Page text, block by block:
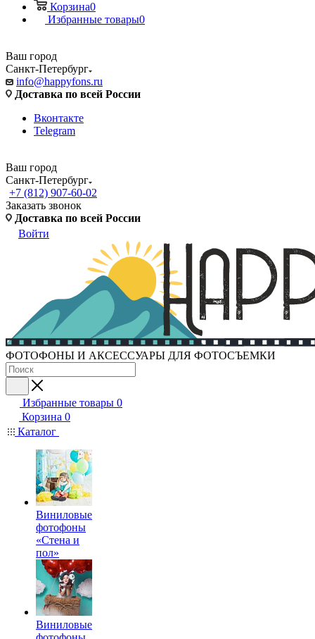
Корзина0
Избранные товары0
Ваш город
Санкт-Петербург
info@happyfons.ru
Доставка по всей России
Вконтакте
Telegram
Ваш город
Санкт-Петербург
+7 (812) 907-60-02
Заказать звонок
Доставка по всей России
Войти
ФОТОФОНЫ И АКСЕССУАРЫ ДЛЯ ФОТОСЪЕМКИ
Избранные товары 0
Корзина 0
Каталог
Виниловые
фотофоны
«Стена и
пол»
Виниловые